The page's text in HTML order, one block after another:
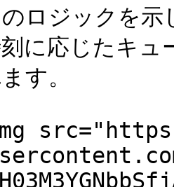
ロジックを
に応じたキ
す。